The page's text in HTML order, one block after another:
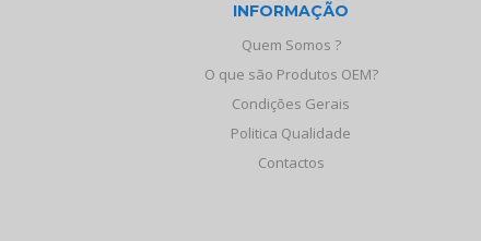
INFORMAÇÃO
Quem Somos ?
O que são Produtos OEM?
Condições Gerais
Politica Qualidade
Contactos